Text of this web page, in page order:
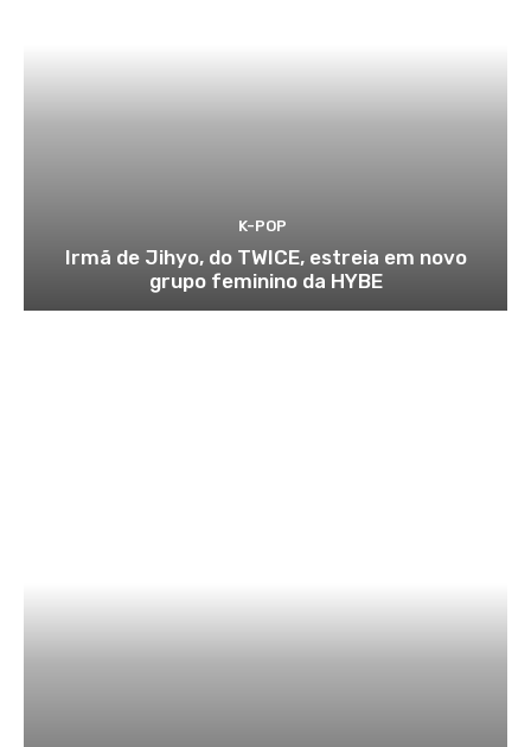
K-POP
Irmã de Jihyo, do TWICE, estreia em novo
grupo feminino da HYBE